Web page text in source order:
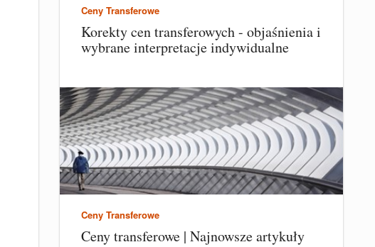
Ceny Transferowe
Korekty cen transferowych - objaśnienia i
wybrane interpretacje indywidualne
Ceny Transferowe
Ceny transferowe | Najnowsze artykuły